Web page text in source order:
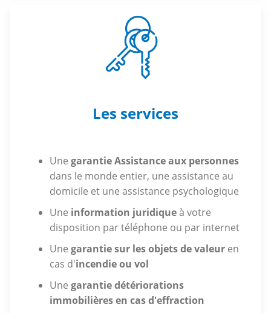
Les services
Une garantie Assistance aux personnes
dans le monde entier, une assistance au
domicile et une assistance psychologique
Une information juridiqueà votre
disposition par téléphone ou par internet
Une garantie sur les objets de valeur en
cas d'incendie ou vol
Une garantie détériorations
immobilières en cas d'effraction